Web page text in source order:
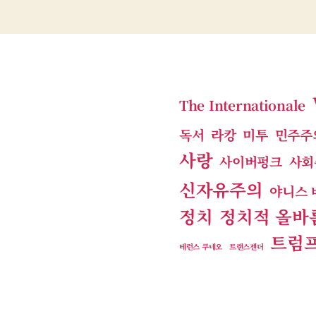
The Internationale
독서 라캉 미투 민주주
사랑 사이버펑크 사
신자유주의 야니스
정치 정치적 올바
테런스 쿠네오 트랜스젠더 트럼